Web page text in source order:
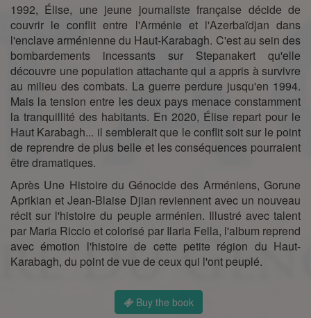
1992, Élise, une jeune journaliste française décide de
couvrir le conflit entre l'Arménie et l'Azerbaïdjan dans
l'enclave arménienne du Haut-Karabagh. C'est au sein des
bombardements incessants sur Stepanakert qu'elle
découvre une population attachante qui a appris à survivre
au milieu des combats. La guerre perdure jusqu'en 1994.
Mais la tension entre les deux pays menace constamment
la tranquillité des habitants. En 2020, Élise repart pour le
Haut Karabagh... il semblerait que le conflit soit sur le point
de reprendre de plus belle et les conséquences pourraient
être dramatiques.
Après Une Histoire du Génocide des Arméniens, Gorune
Aprikian et Jean-Blaise Djian reviennent avec un nouveau
récit sur l'histoire du peuple arménien. Illustré avec talent
par Maria Riccio et colorisé par Ilaria Fella, l'album reprend
avec émotion l'histoire de cette petite région du Haut-
Karabagh, du point de vue de ceux qui l'ont peuplé.
Buy the book